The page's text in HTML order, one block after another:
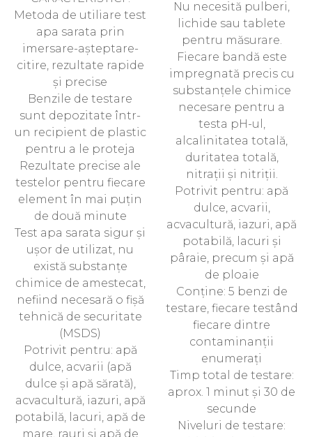
Metoda de utiliare test
apa sarata prin
imersare-așteptare-
citire, rezultate rapide
și precise
Benzile de testare
sunt depozitate într-
un recipient de plastic
pentru a le proteja
Rezultate precise ale
testelor pentru fiecare
element în mai puțin
de două minute
Test apa sarata sigur și
ușor de utilizat, nu
există substanțe
chimice de amestecat,
nefiind necesară o fișă
tehnică de securitate
(MSDS)
Potrivit pentru: apă
dulce, acvarii (apă
dulce și apă sărată),
acvacultură, iazuri, apă
potabilă, lacuri, apă de
mare, rauri și apă de
Nu necesită pulberi,
lichide sau tablete
pentru măsurare.
Fiecare bandă este
impregnată precis cu
substanțele chimice
necesare pentru a
testa pH-ul,
alcalinitatea totală,
duritatea totală,
nitrații și nitriții.
Potrivit pentru: apă
dulce, acvarii,
acvacultură, iazuri, apă
potabilă, lacuri și
pâraie, precum și apă
de ploaie
Conține: 5 benzi de
testare, fiecare testând
fiecare dintre
contaminanții
enumerați
Timp total de testare:
aprox. 1 minut și 30 de
secunde
Niveluri de testare: